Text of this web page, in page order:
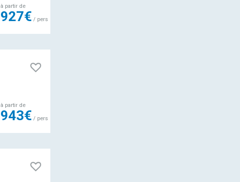
à partir de
927€/ pers
à partir de
943€/ pers